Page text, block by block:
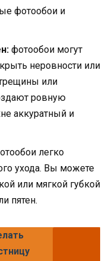
фотообои и
фотообои могут
неровности или
трещины или
ровную
аккуратный и
легко
ухода. Вы можете
или мягкой губкой
пятен.